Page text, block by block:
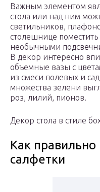
Важным элементом
стола или над ним
светильников,
столешнице
необычными
В декор интересно
объемные вазы с
из смеси полевых и
множества зелени
роз, лилий, пионов.
Декор стола в стиле
Как правильно
салфетки